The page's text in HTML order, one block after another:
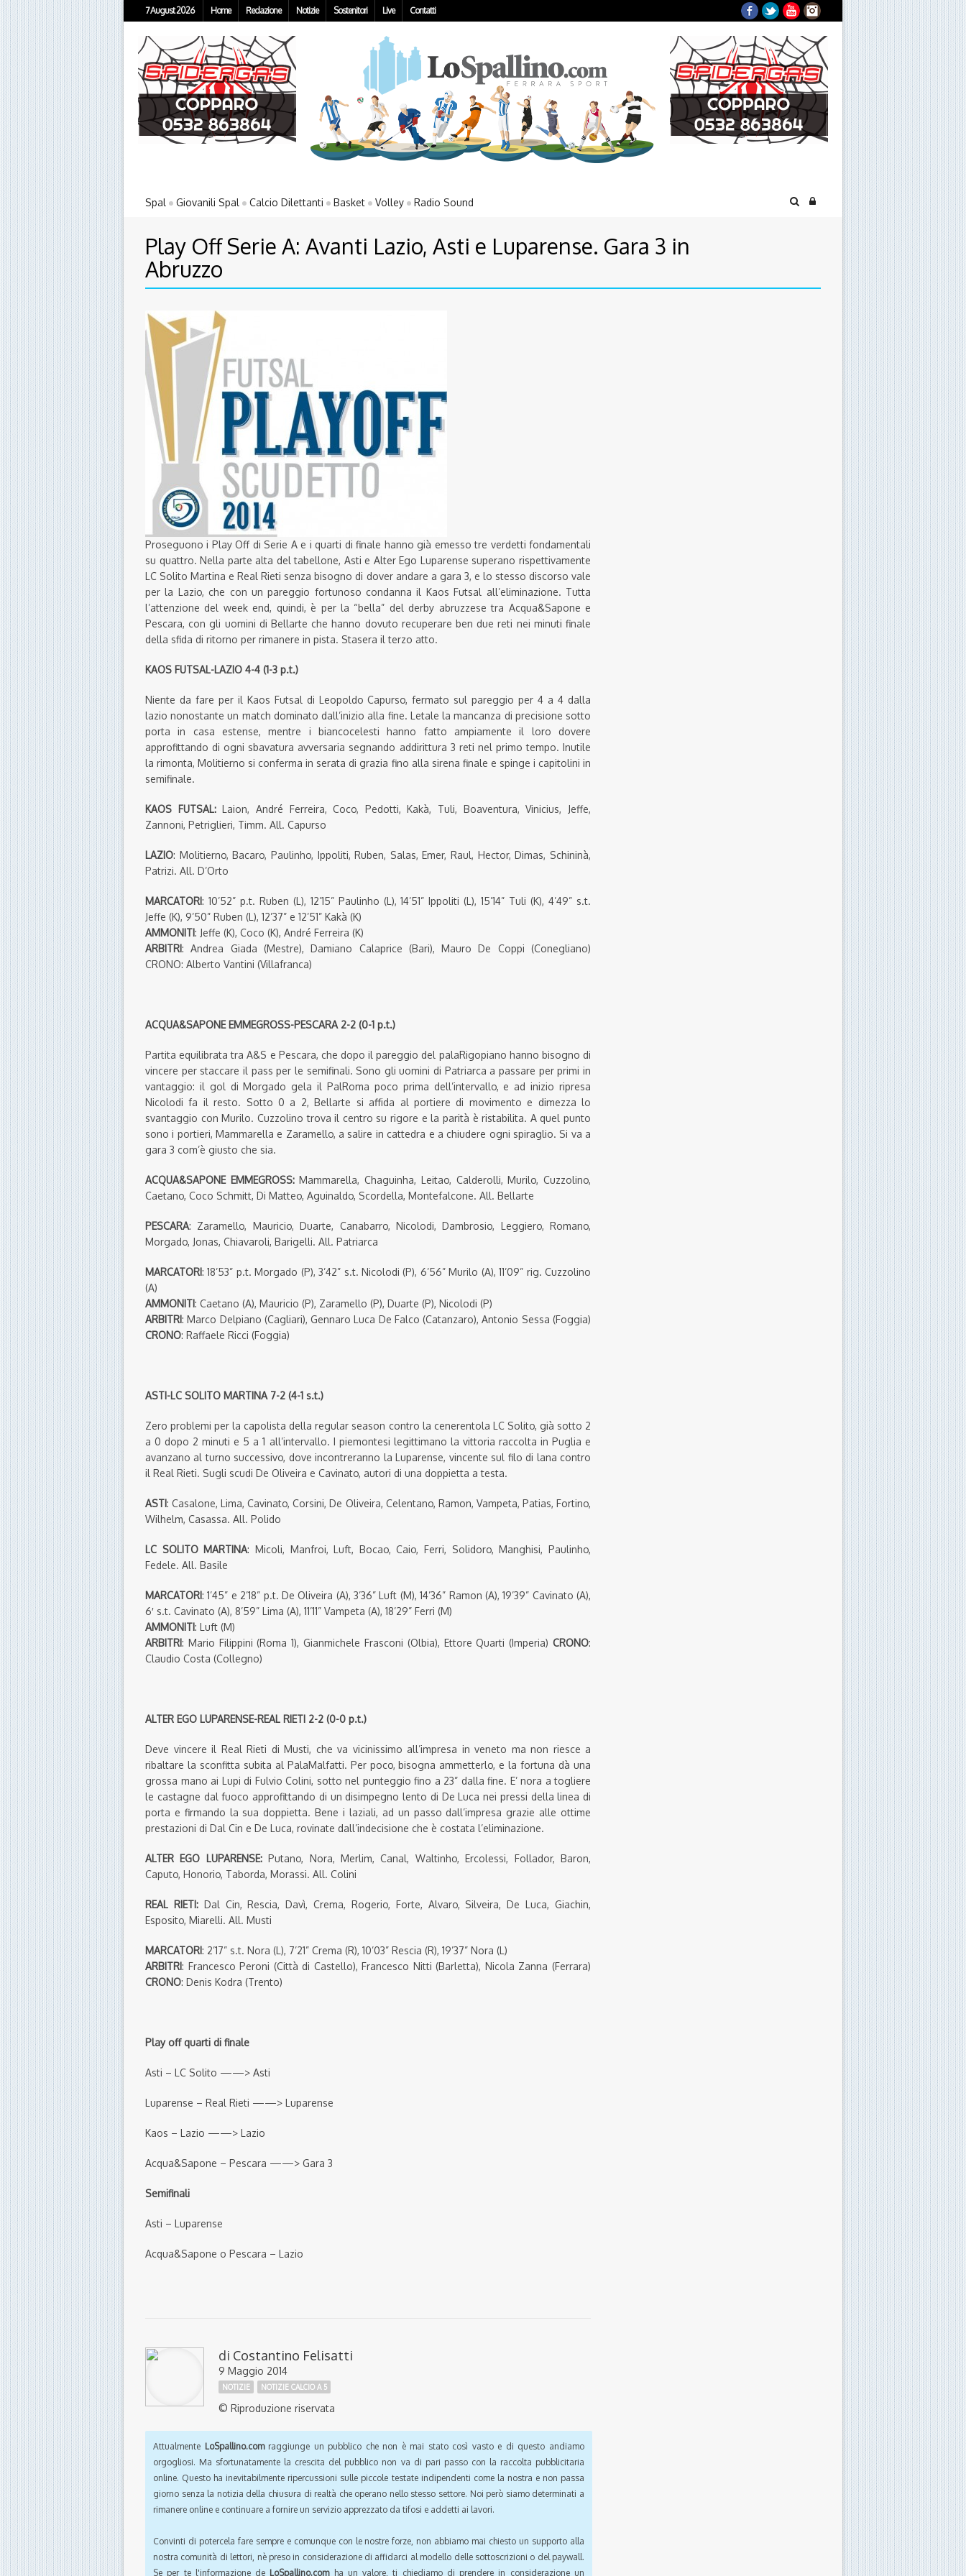
7 August 2026 Home Redazione Notizie Sostenitori Live Contatti Facebook
TwitterYouTubeInstagram
Spal Giovanili Spal Calcio Dilettanti Basket Volley Radio Sound
Play Off Serie A: Avanti Lazio, Asti e Luparense. Gara 3 in
Abruzzo
Proseguono i Play Off di Serie A e i quarti di finale hanno già emesso tre verdetti fondamentali
su quattro. Nella parte alta del tabellone, Asti e Alter Ego Luparense superano rispettivamente
LC Solito Martina e Real Rieti senza bisogno di dover andare a gara 3, e lo stesso discorso vale
per la Lazio, che con un pareggio fortunoso condanna il Kaos Futsal all’eliminazione. Tutta
l’attenzione del week end, quindi, è per la “bella” del derby abruzzese tra Acqua&Sapone e
Pescara, con gli uomini di Bellarte che hanno dovuto recuperare ben due reti nei minuti finale
della sfida di ritorno per rimanere in pista. Stasera il terzo atto.
KAOS FUTSAL-LAZIO 4-4 (1-3 p.t.)
Niente da fare per il Kaos Futsal di Leopoldo Capurso, fermato sul pareggio per 4 a 4 dalla
lazio nonostante un match dominato dall’inizio alla fine. Letale la mancanza di precisione sotto
porta in casa estense, mentre i biancocelesti hanno fatto ampiamente il loro dovere
approfittando di ogni sbavatura avversaria segnando addirittura 3 reti nel primo tempo. Inutile
la rimonta, Molitierno si conferma in serata di grazia fino alla sirena finale e spinge i capitolini in
semifinale.
KAOS FUTSAL:Laion, André Ferreira, Coco, Pedotti, Kakà, Tuli, Boaventura, Vinicius, Jeffe,
Zannoni, Petriglieri, Timm. All. Capurso
LAZIO: Molitierno, Bacaro, Paulinho, Ippoliti, Ruben, Salas, Emer, Raul, Hector, Dimas, Schininà,
Patrizi. All. D’Orto
MARCATORI: 10’52” p.t. Ruben (L), 12’15” Paulinho (L), 14’51” Ippoliti (L), 15’14” Tuli (K), 4’49” s.t.
Jeffe (K), 9’50” Ruben (L), 12’37” e 12’51” Kakà (K)
AMMONITI: Jeffe (K), Coco (K), André Ferreira (K)
ARBITRI: Andrea Giada (Mestre), Damiano Calaprice (Bari), Mauro De Coppi (Conegliano)
CRONO: Alberto Vantini (Villafranca)
ACQUA&SAPONE EMMEGROSS-PESCARA 2-2 (0-1 p.t.)
Partita equilibrata tra A&S e Pescara, che dopo il pareggio del palaRigopiano hanno bisogno di
vincere per staccare il pass per le semifinali. Sono gli uomini di Patriarca a passare per primi in
vantaggio: il gol di Morgado gela il PalRoma poco prima dell’intervallo, e ad inizio ripresa
Nicolodi fa il resto. Sotto 0 a 2, Bellarte si affida al portiere di movimento e dimezza lo
svantaggio con Murilo. Cuzzolino trova il centro su rigore e la parità è ristabilita. A quel punto
sono i portieri, Mammarella e Zaramello, a salire in cattedra e a chiudere ogni spiraglio. Si va a
gara 3 com’è giusto che sia.
ACQUA&SAPONE EMMEGROSS:Mammarella, Chaguinha, Leitao, Calderolli, Murilo, Cuzzolino,
Caetano, Coco Schmitt, Di Matteo, Aguinaldo, Scordella, Montefalcone. All. Bellarte
PESCARA: Zaramello, Mauricio, Duarte, Canabarro, Nicolodi, Dambrosio, Leggiero, Romano,
Morgado, Jonas, Chiavaroli, Barigelli. All. Patriarca
MARCATORI: 18’53” p.t. Morgado (P), 3’42” s.t. Nicolodi (P), 6’56” Murilo (A), 11’09” rig. Cuzzolino
(A)
AMMONITI: Caetano (A), Mauricio (P), Zaramello (P), Duarte (P), Nicolodi (P)
ARBITRI: Marco Delpiano (Cagliari), Gennaro Luca De Falco (Catanzaro), Antonio Sessa (Foggia)
CRONO: Raffaele Ricci (Foggia)
ASTI-LC SOLITO MARTINA 7-2 (4-1 s.t.)
Zero problemi per la capolista della regular season contro la cenerentola LC Solito, già sotto 2
a 0 dopo 2 minuti e 5 a 1 all’intervallo. I piemontesi legittimano la vittoria raccolta in Puglia e
avanzano al turno successivo, dove incontreranno la Luparense, vincente sul filo di lana contro
il Real Rieti. Sugli scudi De Oliveira e Cavinato, autori di una doppietta a testa.
ASTI: Casalone, Lima, Cavinato, Corsini, De Oliveira, Celentano, Ramon, Vampeta, Patias, Fortino,
Wilhelm, Casassa. All. Polido
LC SOLITO MARTINA: Micoli, Manfroi, Luft, Bocao, Caio, Ferri, Solidoro, Manghisi, Paulinho,
Fedele. All. Basile
MARCATORI: 1’45” e 2’18” p.t. De Oliveira (A), 3’36” Luft (M), 14’36” Ramon (A), 19’39” Cavinato (A),
6′ s.t. Cavinato (A), 8’59” Lima (A), 11’11” Vampeta (A), 18’29” Ferri (M)
AMMONITI: Luft (M)
ARBITRI: Mario Filippini (Roma 1), Gianmichele Frasconi (Olbia), Ettore Quarti (Imperia) CRONO:
Claudio Costa (Collegno)
ALTER EGO LUPARENSE-REAL RIETI 2-2 (0-0 p.t.)
Deve vincere il Real Rieti di Musti, che va vicinissimo all’impresa in veneto ma non riesce a
ribaltare la sconfitta subita al PalaMalfatti. Per poco, bisogna ammetterlo, e la fortuna dà una
grossa mano ai Lupi di Fulvio Colini, sotto nel punteggio fino a 23” dalla fine. E’ nora a togliere
le castagne dal fuoco approfittando di un disimpegno lento di De Luca nei pressi della linea di
porta e firmando la sua doppietta. Bene i laziali, ad un passo dall’impresa grazie alle ottime
prestazioni di Dal Cin e De Luca, rovinate dall’indecisione che è costata l’eliminazione.
ALTER EGO LUPARENSE:Putano, Nora, Merlim, Canal, Waltinho, Ercolessi, Follador, Baron,
Caputo, Honorio, Taborda, Morassi. All. Colini
REAL RIETI:Dal Cin, Rescia, Davì, Crema, Rogerio, Forte, Alvaro, Silveira, De Luca, Giachin,
Esposito, Miarelli. All. Musti
MARCATORI: 2’17” s.t. Nora (L), 7’21” Crema (R), 10’03” Rescia (R), 19’37” Nora (L)
ARBITRI: Francesco Peroni (Città di Castello), Francesco Nitti (Barletta), Nicola Zanna (Ferrara)
CRONO: Denis Kodra (Trento)
Play off quarti di finale
Asti – LC Solito ——> Asti
Luparense – Real Rieti ——> Luparense
Kaos – Lazio ——> Lazio
Acqua&Sapone – Pescara ——> Gara 3
Semifinali
Asti – Luparense
Acqua&Sapone o Pescara – Lazio
di Costantino Felisatti
9 Maggio 2014
NOTIZIE NOTIZIE CALCIO A 5
© Riproduzione riservata
Attualmente LoSpallino.comraggiunge un pubblico che non è mai stato così vasto e di questo andiamo
orgogliosi. Ma sfortunatamente la crescita del pubblico non va di pari passo con la raccolta pubblicitaria
online. Questo ha inevitabilmente ripercussioni sulle piccole testate indipendenti come la nostra e non passa
giorno senza la notizia della chiusura di realtà che operano nello stesso settore. Noi però siamo determinati a
rimanere online e continuare a fornire un servizio apprezzato da tifosi e addetti ai lavori.
Convinti di potercela fare sempre e comunque con le nostre forze, non abbiamo mai chiesto un supporto alla
nostra comunità di lettori, nè preso in considerazione di affidarci al modello delle sottoscrizioni o del paywall.
Se per te l'informazione de LoSpallino.comha un valore, ti chiediamo di prendere in considerazione un